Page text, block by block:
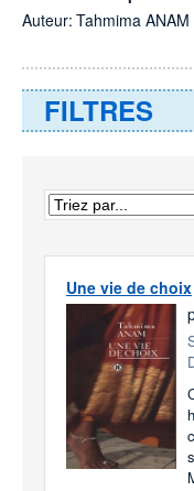
Auteur: Tahmima ANAM
FILTRES
Une vie de choix